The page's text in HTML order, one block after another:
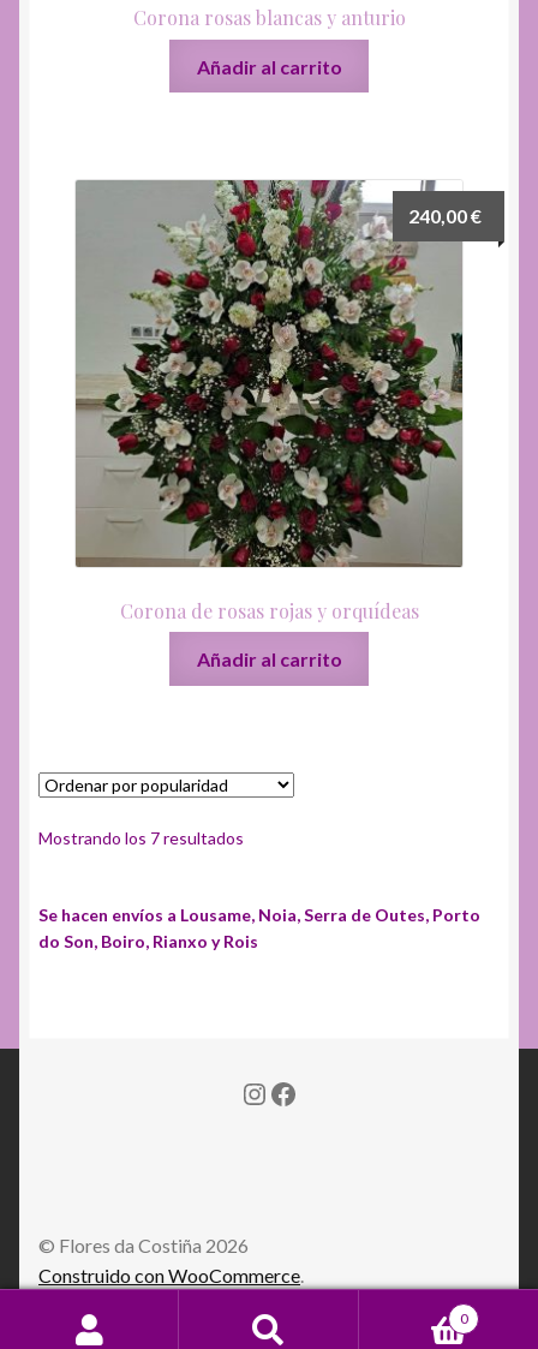
Corona rosas blancas y anturio
Añadir al carrito
Corona de rosas rojas y orquídeas
240,00€
Añadir al carrito
Mostrando los 7 resultados
Se hacen envíos a Lousame, Noia, Serra de Outes, Porto
do Son, Boiro, Rianxo y Rois
Instagram
Facebook
© Flores da Costiña 2026
Construido con WooCommerce.
0